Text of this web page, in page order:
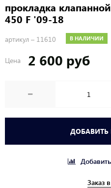
прокладка
450 F '09-18
артикул – 11610 В НАЛИЧИИ
Цена 2 600 руб
ДОБАВИТЬ
Заказ